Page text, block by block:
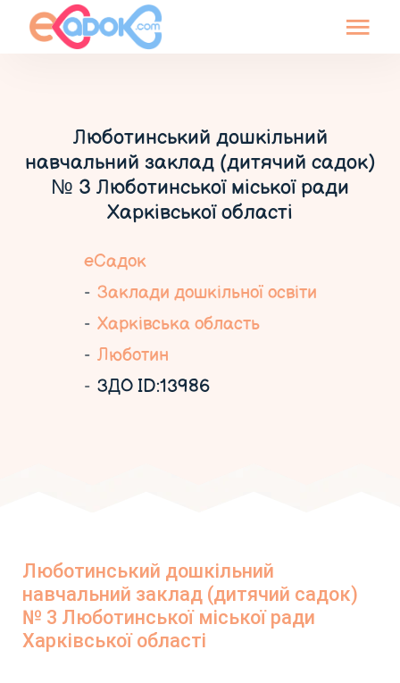
Люботинський дошкільний
навчальний заклад (дитячий садок)
№ 3 Люботинської міської ради
Харківської області
еСадок
Заклади дошкільної освіти
Харківська область
Люботин
ЗДО ID:13986
Люботинський дошкільний
навчальний заклад (дитячий садок)
№ 3 Люботинської міської ради
Харківської області